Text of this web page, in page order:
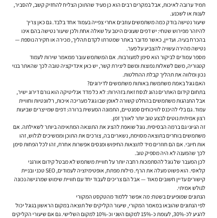
תמיד ערובה לאיכות, אבל במקרים רבים הוא כן מעיד שהתוכן הצליח להחזיק קשב, להסביר,
לענות או לשכנע.
שיעור נטישה בודק כמה משתמשים עוזבים אחרי צפייה בעמוד אחד בלבד. גם כאן צריך
להיזהר מפירוש שטחי: יש דפים שעונים היטב על שאלה אחת ולכן שיעור נטישה בהם אינו
בהכרח בעיה. ועדיין, כאשר מדובר באתר שמטרתו לקדם תהליך, מכירה או חקירה נוספת —
נטישה מהירה עשויה להצביע על פער.
מספר עמודים לביקור הוא סימן למעורבות. אם המשתמש עובר ממאמר שירות לעמוד
קטגוריה, משם לשאלות נפוצות ומשם ליצירת קשר, יש כאן אינדיקציה טובה לכך שהאתר בנוי
נכון ומלווה את תהליך קבלת ההחלטות.
האם גוגל באמת משתמשת באותות משתמשים לדירוגים?
בתחום קידום האתרים נהוג לנסח זאת בזהירות: לא כל מדד אנליטיקה הוא גורם דירוג ישיר,
אבל התנהגות משתמשים בהחלט קשורה לאופן שבו גוגל מעריכה איכות, רלוונטיות וחוויית
עמוד. גם בלי להיכנס לוויכוחים סמנטיים, התמונה המעשית ברורה: דפים שמייצרים שביעות
רצון אמיתית נוטים לבצע טוב יותר לאורך זמן.
זה הגיוני גם ברמה הבסיסית. גוגל שואפת להציג את התוצאה המתאימה ביותר לשאילתה. אם
משתמשים בוחרים בתוצאה מסוימת, נשארים בה, צורכים את התוכן וממשיכים לגלוש, זהו
אות חיובי. אם הם חוזרים מיד לתוצאות החיפוש ומנסים אפשרות אחרת, זהו לכל הפחות סימן
לכך שהמענה לא היה מספיק טוב.
לכן המעבר של גוגל להסתמכות רחבה יותר על חוויית משתמש לא מבטל קידום אורגני
קלאסי. הוא פשוט מעלה את הרף. מילות מפתח, אופטימיזציה לעמודים, SEO טכני ובניית
קישורים עדיין חשובים מאוד — אבל הם צריכים לעבוד יחד עם חוויית שימוש שמרגישה נכונה
לגולש אמיתי.
הנתונים שמופיעים בשטח: מה אפשר ללמוד מהטקסט המקורי
לפי הנתונים שהובאו במאמר המקורי, שיעור הקליקים של תוצאה במקום הראשון בגוגל יכול
להגיע לכ-30%, לעומת כ-15% למקום השני וכ-10% למקום השלישי. גם אם שיעורי הקליקים